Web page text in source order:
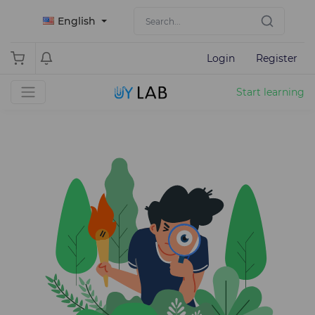
English
Login Register
Start learning